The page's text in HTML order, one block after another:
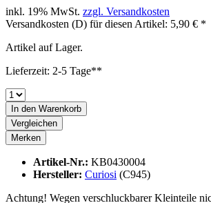
inkl. 19% MwSt. zzgl. Versandkosten
Versandkosten (D) für diesen Artikel: 5,90 € *
Artikel auf Lager.
Lieferzeit: 2-5 Tage**
In den Warenkorb
Vergleichen
Merken
Artikel-Nr.: KB0430004
Hersteller: Curiosi (C945)
Achtung! Wegen verschluckbarer Kleinteile